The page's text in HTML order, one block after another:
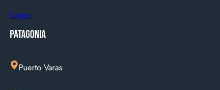
Logos
Patagonia
Puerto Varas